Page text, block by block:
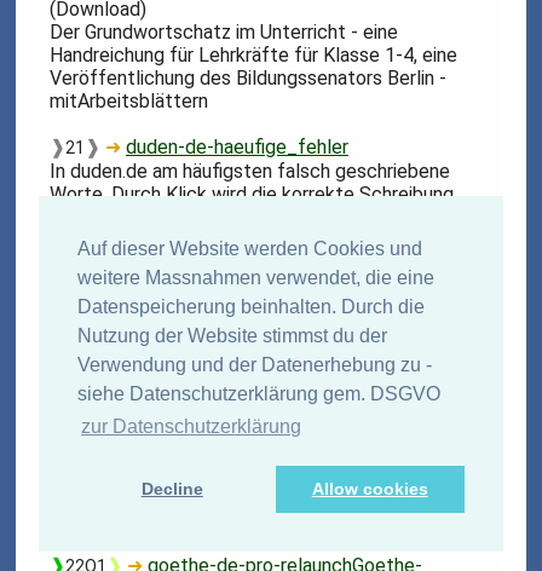
Auf dieser Website werden Cookies und
weitere Massnahmen verwendet, die eine
Datenspeicherung beinhalten. Durch die
Nutzung der Website stimmst du der
Verwendung und der Datenerhebung zu -
siehe Datenschutzerklärung gem. DSGVO
zur Datenschutzerklärung
Decline Allow cookies
(Download)
Der Grundwortschatz im Unterricht - eine
Handreichung für Lehrkräfte für Klasse 1-4, eine
Veröffentlichung des Bildungssenators Berlin -
mitArbeitsblättern
❱21 ❱ ➜duden-de-haeufige_fehler
In duden.de am häufigsten falsch geschriebene
Worte. Durch Klick wird die korrekte Schreibung
❱➜goethe-de-pro-relaunch-
A1_SD1_Wortliste_02
Wortliste vom Goetheinstitut für A1
23Q2❱➜goethe-de-resources--
dtz_wortliste.pdf
Wortliste vom Goethe-Institut: Deutsch für
Zuwanderer (PDF zum Download)
GOETHE_ZERTIFIKAT_A2_WORTLISTE
Wortliste vom Goetheinstitut für A2
❱22Q1 ❱ ➜goethe-de-pro-relaunchGoethe-